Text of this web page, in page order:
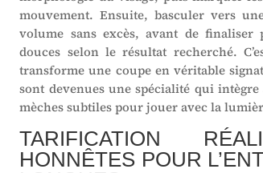
mouvement. Ensuite, basculer vers
volume sans excès, avant de
douces selon le résultat recherché.
transforme une coupe en véritable
sont devenues une spécialité qui
mèches subtiles pour jouer avec la
TARIFICATION
HONNÊTES POUR